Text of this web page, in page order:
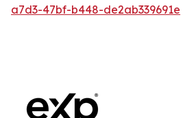
a7d3-47bf-b448-de2ab339691e